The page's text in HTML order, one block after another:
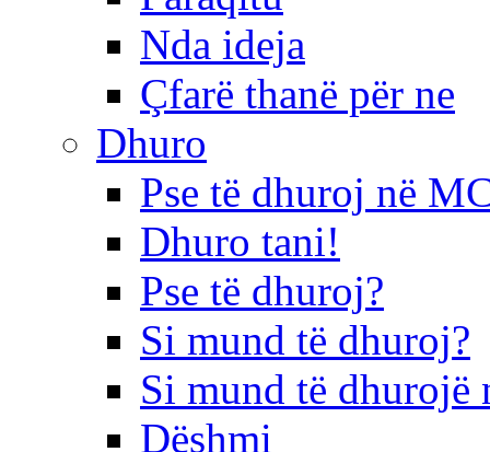
Nda ideja
Çfarë thanë për ne
Dhuro
Pse të dhuroj në
Dhuro tani!
Pse të dhuroj?
Si mund të dhuroj?
Si mund të dhurojë
Dëshmi